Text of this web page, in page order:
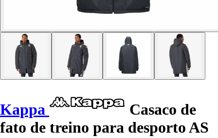
Kappa
Casaco de
fato de treino para desporto AS